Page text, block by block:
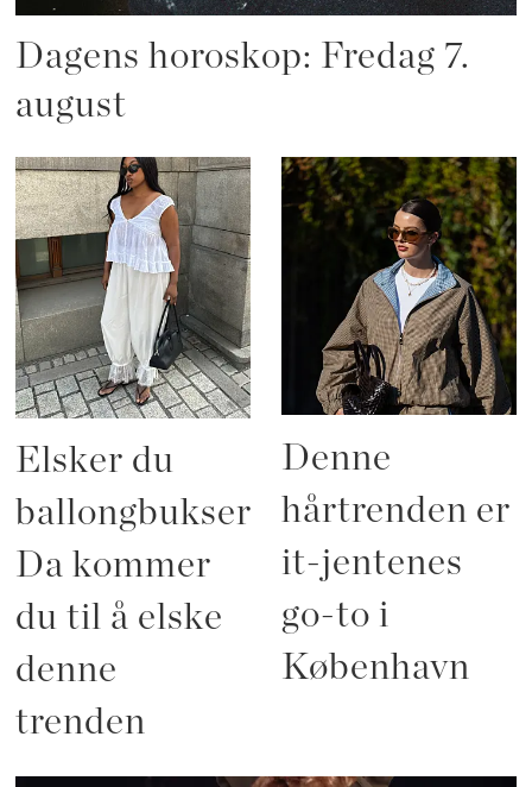
Dagens horoskop: Fredag 7.
august
Elsker du
ballongbukser?
Da kommer
du til å elske
denne
trenden
Denne
hårtrenden er
it-jentenes
go-to i
København